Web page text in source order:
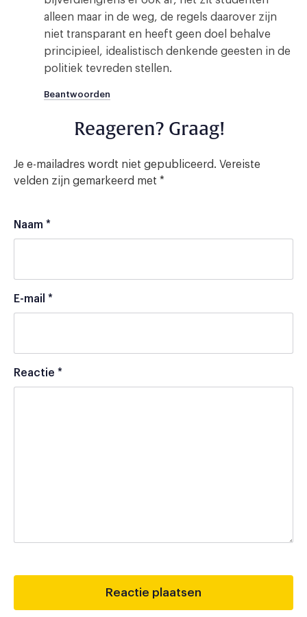
alleen maar in de weg, de regels daarover zijn
niet transparant en heeft geen doel behalve
principieel, idealistisch denkende geesten in de
politiek tevreden stellen.
Beantwoorden
Reageren? Graag!
Je e-mailadres wordt niet gepubliceerd. Vereiste
velden zijn gemarkeerd met *
Naam *
E-mail *
Reactie *